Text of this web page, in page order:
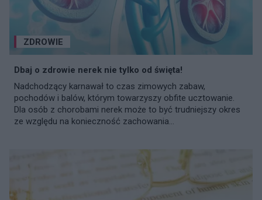
ZDROWIE
Dbaj o zdrowie nerek nie tylko od święta!
Nadchodzący karnawał to czas zimowych zabaw,
pochodów i balów, którym towarzyszy obfite ucztowanie.
Dla osób z chorobami nerek może to być trudniejszy okres
ze względu na konieczność zachowania...